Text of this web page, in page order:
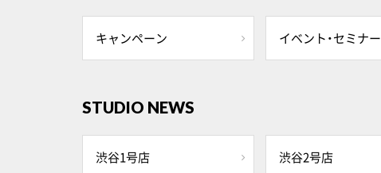
キャンペーン イベント・セミナー
STUDIO NEWS
渋谷1号店 渋谷2号店